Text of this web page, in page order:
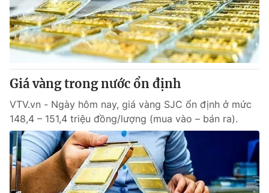
® Cấm sao chép dưới mọi hình thức nếu không có sự chấp
thuận bằng văn bản. Ghi rõ nguồn VTV.vn khi phát hành lại
thông tin từ website này.
Giá vàng trong nước ổn định
VTV.vn - Ngày hôm nay, giá vàng SJC ổn định ở mức
148,4 – 151,4 triệu đồng/lượng (mua vào – bán ra).